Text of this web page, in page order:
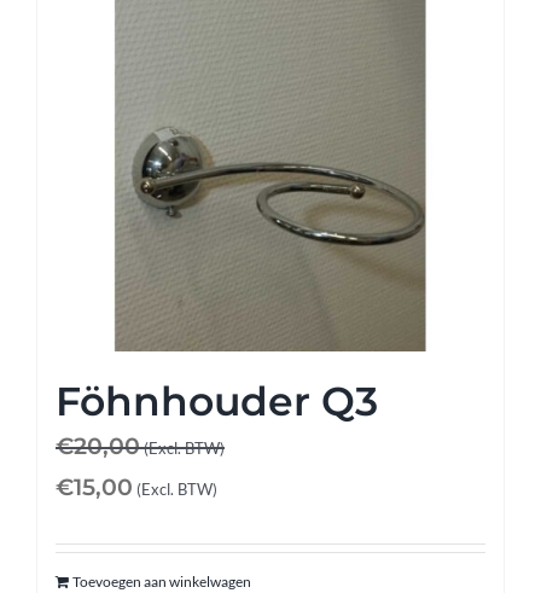
Föhnhouder Q3
€20,00(Excl. BTW)
€15,00 (Excl. BTW)
Toevoegen aan winkelwagen